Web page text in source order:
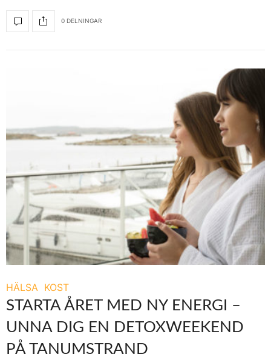
0 DELNINGAR
HÄLSA KOST
STARTA ÅRET MED NY ENERGI –
UNNA DIG EN DETOXWEEKEND
PÅ TANUMSTRAND